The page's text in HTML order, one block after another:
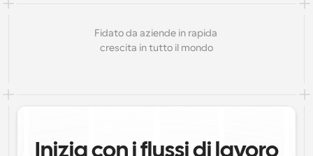
Fidato da aziende in rapida
crescita in tutto il mondo
Inizia con i flussi di lavoro